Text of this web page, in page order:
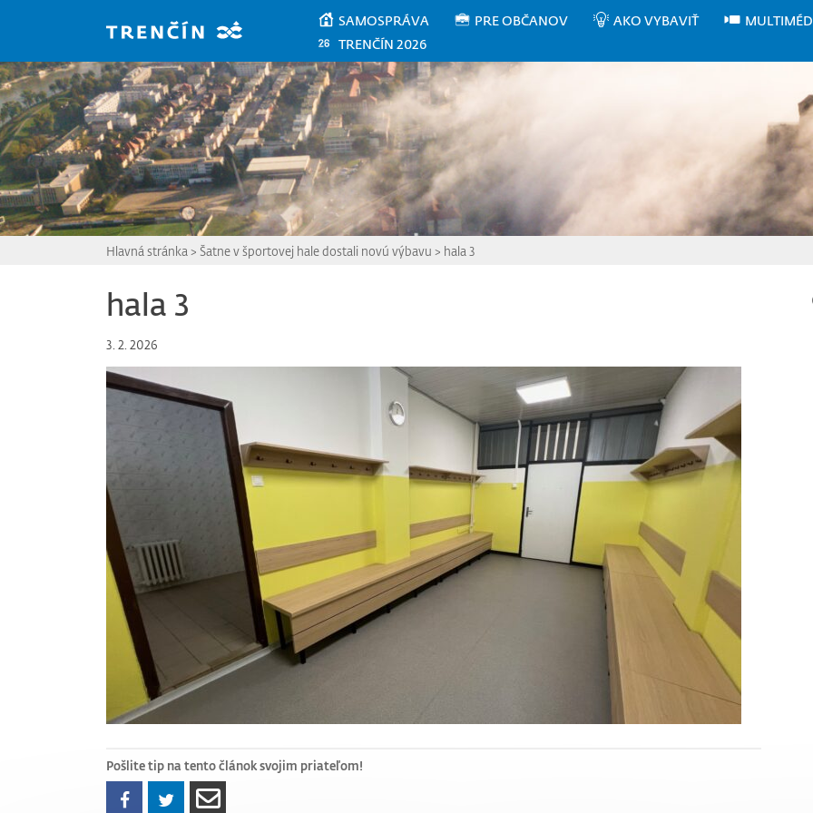
SAMOSPRÁVA PRE OBČANOV AKO VYBAVIŤ
TRENČÍN 2026
Hlavná stránka > Šatne v športovej hale dostali novú výbavu > hala 3
hala 3
3. 2. 2026
Pošlite tip na tento článok svojim priateľom!